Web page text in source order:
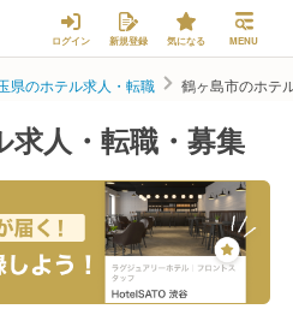
ログイン 新規登録 気になる MENU
県のホテル求人・転職 鶴ヶ島市のホテ
人・転職・募集